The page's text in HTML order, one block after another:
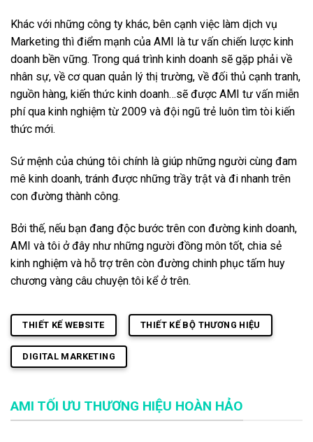
Khác với những công ty khác, bên cạnh việc làm dịch vụ
Marketing thì điểm mạnh của AMI là tư vấn chiến lược kinh
doanh bền vững. Trong quá trình kinh doanh sẽ gặp phải về
nhân sự, về cơ quan quản lý thị trường, về đối thủ cạnh tranh,
nguồn hàng, kiến thức kinh doanh…sẽ được AMI tư vấn miễn
phí qua kinh nghiệm từ 2009 và đội ngũ trẻ luôn tìm tòi kiến
thức mới.
Sứ mệnh của chúng tôi chính là giúp những người cùng đam
mê kinh doanh, tránh được những trầy trật và đi nhanh trên
con đường thành công.
Bởi thế, nếu bạn đang độc bước trên con đường kinh doanh,
AMI và tôi ở đây như những người đồng môn tốt, chia sẻ
kinh nghiệm và hỗ trợ trên còn đường chinh phục tấm huy
chương vàng câu chuyện tôi kể ở trên.
THIẾT KẾ WEBSITE THIẾT KẾ BỘ THƯƠNG HIỆU
DIGITAL MARKETING
AMI TỐI ƯU THƯƠNG HIỆU HOÀN HẢO